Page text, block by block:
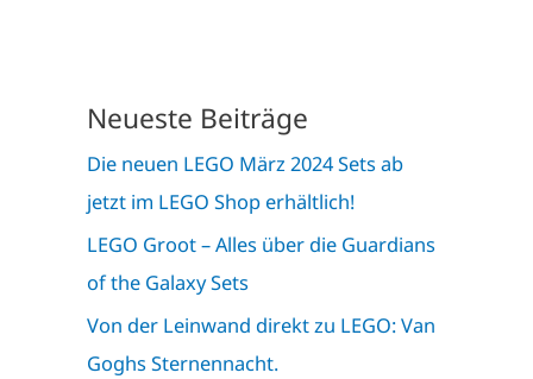
Neueste Beiträge
Die neuen LEGO März 2024 Sets ab
jetzt im LEGO Shop erhältlich!
LEGO Groot – Alles über die Guardians
of the Galaxy Sets
Von der Leinwand direkt zu LEGO: Van
Goghs Sternennacht.